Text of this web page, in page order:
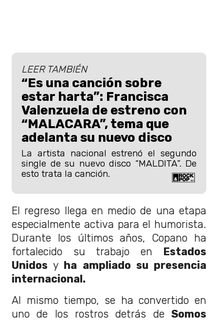
LEER TAMBIÉN
“Es una canción sobre
estar harta”: Francisca
Valenzuela de estreno con
“MALACARA”, tema que
adelanta su nuevo disco
La artista nacional estrenó el segundo
single de su nuevo disco “MALDITA”. De
esto trata la canción.
El regreso llega en medio de una etapa
especialmente activa para el humorista.
Durante los últimos años, Copano ha
fortalecido su trabajo en Estados
Unidos y ha ampliado su presencia
internacional.
Al mismo tiempo, se ha convertido en
uno de los rostros detrás de Somos